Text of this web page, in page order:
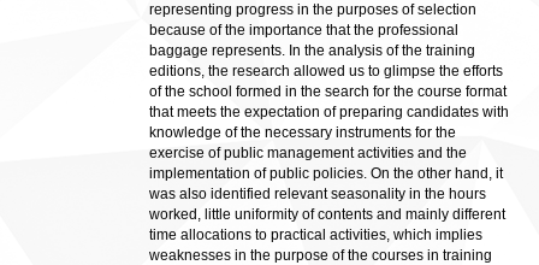
representing progress in the purposes of selection
because of the importance that the professional
baggage represents. In the analysis of the training
editions, the research allowed us to glimpse the efforts
of the school formed in the search for the course format
that meets the expectation of preparing candidates with
knowledge of the necessary instruments for the
exercise of public management activities and the
implementation of public policies. On the other hand, it
was also identified relevant seasonality in the hours
worked, little uniformity of contents and mainly different
time allocations to practical activities, which implies
weaknesses in the purpose of the courses in training